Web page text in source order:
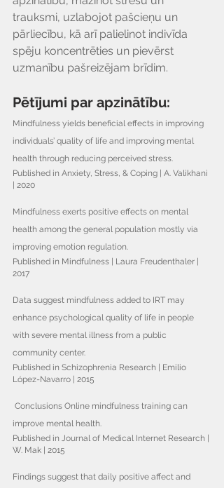
trauksmi, uzlabojot pašcieņu un
pārliecību, kā arī palielinot indivīda
spēju koncentrēties un pievērst
uzmanību pašreizējam brīdim.
Pētījumi par apzinātību:
Mindfulness yields beneficial effects in improving
individuals’ quality of life and improving mental
health through reducing perceived stress.
Published in Anxiety, Stress, & Coping | A. Valikhani
| 2020
Mindfulness exerts positive effects on mental
health among the general population mostly via
improving emotion regulation.
Published in Mindfulness | Laura Freudenthaler |
2017
Data suggest mindfulness added to IRT may
enhance psychological quality of life in people
with severe mental illness from a public
community center.
Published in Schizophrenia Research | Emilio
López-Navarro | 2015
improve mental health.
Published in Journal of Medical Internet Research |
W. Mak | 2015
Findings suggest that daily positive affect and